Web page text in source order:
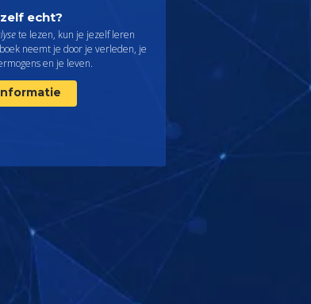
echt?
te lezen, kun je jezelf leren
neemt je door je verleden, je
en je leven.